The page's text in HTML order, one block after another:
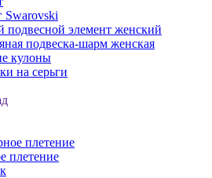
Swarovski
подвесной элемент женcкий
подвеска-шарм женская
кулоны
на серьги
плетение
плетение